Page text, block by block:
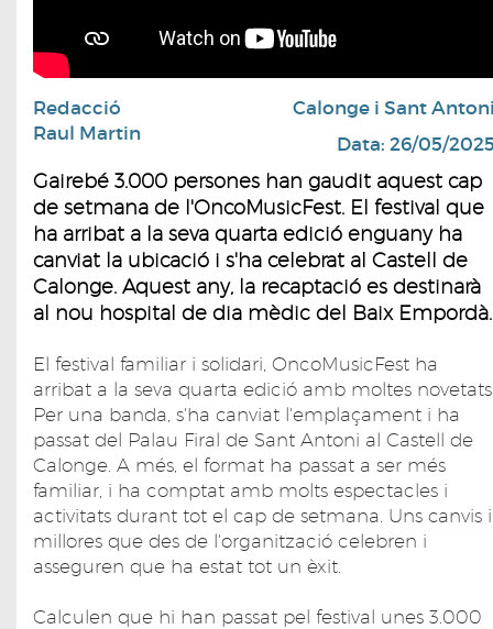
Redacció
Raul Martin
Calonge i Sant
Data: 26/05/
Gairebé 3.000 persones han gaudit aquest cap
de setmana de l'OncoMusicFest. El festival que
ha arribat a la seva quarta edició enguany ha
canviat la ubicació i s'ha celebrat al Castell de
Calonge. Aquest any, la recaptació es destinarà
al nou hospital de dia mèdic del Baix Empordà.
El festival familiar i solidari, OncoMusicFest ha
arribat a la seva quarta edició amb moltes
Per una banda, s'ha canviat l'emplaçament i ha
passat del Palau Firal de Sant Antoni al Castell de
Calonge. A més, el format ha passat a ser més
familiar, i ha comptat amb molts espectacles i
activitats durant tot el cap de setmana. Uns canvis i
millores que des de l'organització celebren i
asseguren que ha estat tot un èxit.
Calculen que hi han passat pel festival unes 3.000